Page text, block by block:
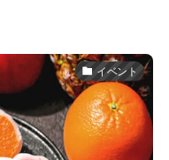
イベント